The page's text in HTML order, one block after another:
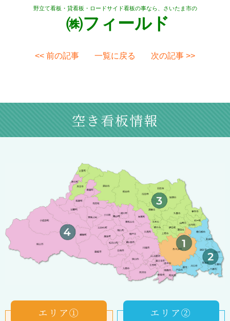
野立て看板・貸看板・ロードサイド看板の事なら、さいたま市の
㈱フィールド
<< 前の記事 一覧に戻る 次の記事 >>
空き看板情報
エリア① エリア②